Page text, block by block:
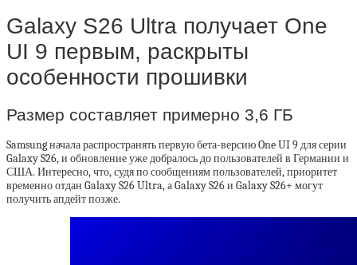
Galaxy S26 Ultra получает One
UI 9 первым, раскрыты
особенности прошивки
Размер составляет примерно 3,6 ГБ
Samsung начала распространять первую бета-версию One UI 9 для серии
Galaxy S26, и обновление уже добралось до пользователей в Германии и
США. Интересно, что, судя по сообщениям пользователей, приоритет
временно отдан Galaxy S26 Ultra, а Galaxy S26 и Galaxy S26+ могут
получить апдейт позже.